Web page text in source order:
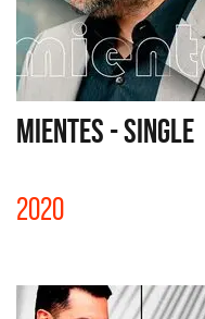
MIENTES - SINGLE
2020